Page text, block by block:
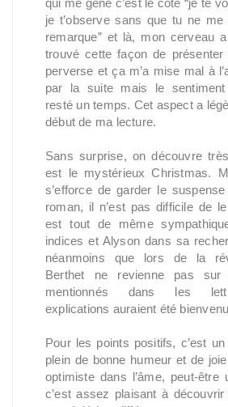
qui me gêne c’est le côté “je te
je t’observe sans que tu ne
remarque” et là, mon cerveau
trouvé cette façon de
perverse et ça m’a mise mal à
par la suite mais le sentiment
resté un temps. Cet aspect a
début de ma lecture.
Sans surprise, on découvre
est le mystérieux Christmas.
s’efforce de garder le
roman, il n’est pas difficile de
est tout de même
indices et Alyson dans sa
néanmoins que lors de la
Berthet ne revienne pas sur
mentionnés dans les
explications auraient été
Pour les points positifs, c’est
plein de bonne humeur et de
optimiste dans l’âme, peut-être
c’est assez plaisant à